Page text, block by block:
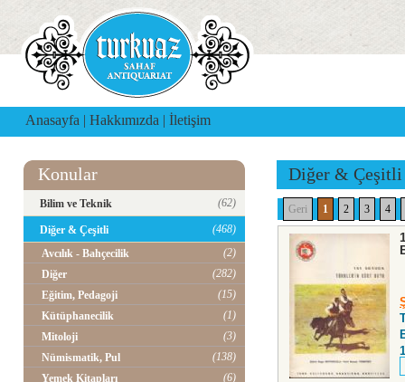
Anasayfa | Hakkımızda | İletişim
Konular
Bilim ve Teknik (62)
Diğer & Çeşitli
(468)
Avcılık - Bahçecilik
(2)
Diğer
(282)
Eğitim, Pedagoji
(15)
Kütüphanecilik
(1)
Mitoloji
(3)
Nümismatik, Pul
(138)
Yemek Kitapları
(6)
Diğer & Çeşitli
Geri 1 2 3 4